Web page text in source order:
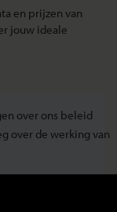
en prijzen van
jouw ideale
over ons beleid
over de werking van